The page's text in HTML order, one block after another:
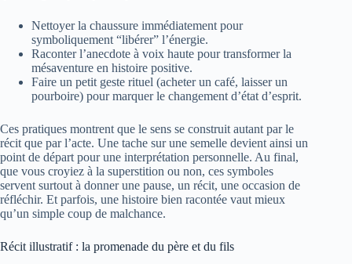
Nettoyer la chaussure immédiatement pour
symboliquement “libérer” l’énergie.
Raconter l’anecdote à voix haute pour transformer la
mésaventure en histoire positive.
Faire un petit geste rituel (acheter un café, laisser un
pourboire) pour marquer le changement d’état d’esprit.
Ces pratiques montrent que le sens se construit autant par le
récit que par l’acte. Une tache sur une semelle devient ainsi un
point de départ pour une interprétation personnelle. Au final,
que vous croyiez à la superstition ou non, ces symboles
servent surtout à donner une pause, un récit, une occasion de
réfléchir. Et parfois, une histoire bien racontée vaut mieux
qu’un simple coup de malchance.
Récit illustratif : la promenade du père et du fils